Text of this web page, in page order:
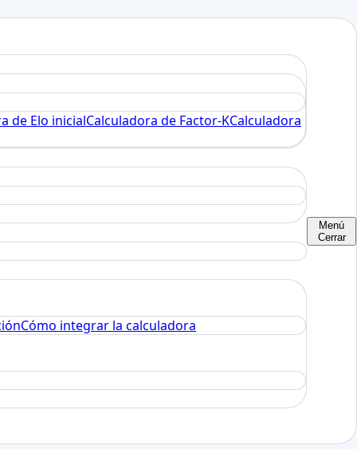
de Elo inicialCalculadora de Factor-KCalculadora
Cómo integrar la calculadora
Menú
Cerrar